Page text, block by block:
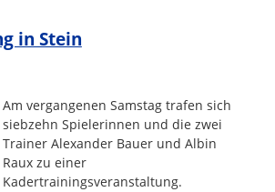
in Stein
Am vergangenen Samstag trafen sich
siebzehn Spielerinnen und die zwei
Trainer Alexander Bauer und Albin
Raux zu einer
Kadertrainingsveranstaltung.